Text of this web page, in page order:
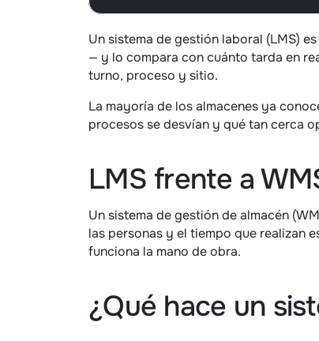
Un sistema de gestión laboral (LMS)
— y lo compara con cuánto tarda en
turno, proceso y sitio.
La mayoría de los almacenes ya
procesos se desvían y qué tan cerca
LMS frente a
Un sistema de gestión de almacén
las personas y el tiempo que realizan
funciona la mano de obra.
¿Qué hace un